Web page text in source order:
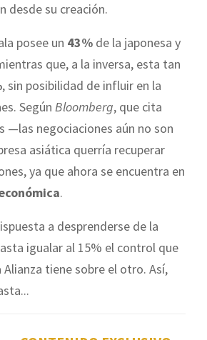
desde su creación.
posee un 43% de la japonesa y
que, a la inversa, esta tan
, sin posibilidad de influir en la
Según Bloomberg, que cita
—las negociaciones aún no son
asiática querría recuperar
ya que ahora se encuentra en
.
a desprenderse de la
igualar al 15% el control que
tiene sobre el otro. Así,